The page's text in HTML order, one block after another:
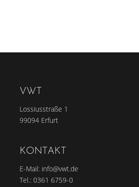
VWT
Lossiusstraße 1
99094 Erfurt
KONTAKT
E-Mail: info@vwt.de
Tel.: 0361 6759-0